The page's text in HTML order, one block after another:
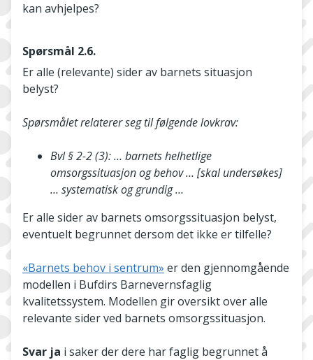
kan avhjelpes?
Spørsmål 2.6.
Er alle (relevante) sider av barnets situasjon
belyst?
Spørsmålet relaterer seg til følgende lovkrav:
Bvl § 2-2 (3): … barnets helhetlige
omsorgssituasjon og behov … [skal undersøkes]
… systematisk og grundig …
Er alle sider av barnets omsorgssituasjon belyst,
eventuelt begrunnet dersom det ikke er tilfelle?
«Barnets behov i sentrum» er den gjennomgående
modellen i Bufdirs Barnevernsfaglig
kvalitetssystem. Modellen gir oversikt over alle
relevante sider ved barnets omsorgssituasjon.
Svar ja i saker der dere har faglig begrunnet å